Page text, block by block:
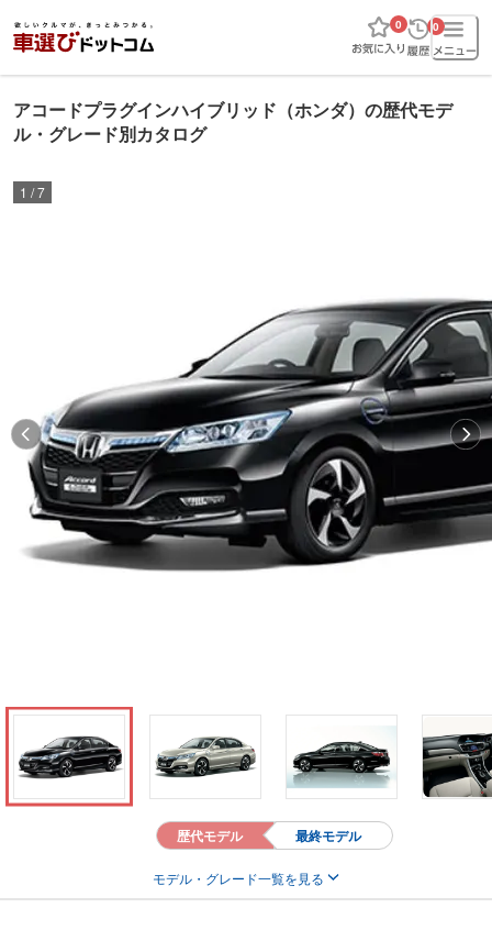
0 0
アコードプラグインハイブリッド（ホンダ）の歴代モデ
ル・グレード別カタログ
1 /7
歴代モデル 最終モデル
モデル・グレード一覧を見る